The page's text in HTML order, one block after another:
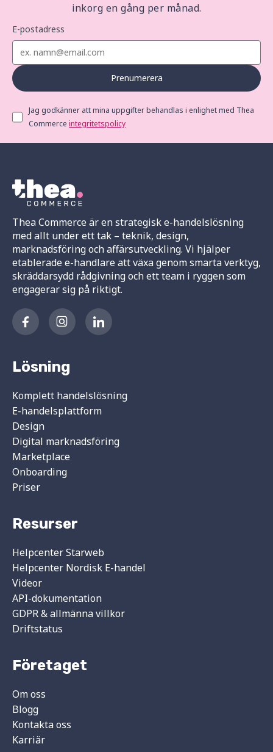
inkorg en gång per månad.
E-postadress
Prenumerera
Jag godkänner att mina uppgifter behandlas i enlighet med Thea
Commerceintegritetspolicy
Thea Commerce är en strategisk e-handelslösning
med allt under ett tak – teknik, design,
marknadsföring och affärsutveckling. Vi hjälper
etablerade e-handlare att växa genom smarta verktyg,
skräddarsydd rådgivning och ett team i ryggen som
engagerar sig på riktigt.
Lösning
Komplett handelslösning
E-handelsplattform
Design
Digital marknadsföring
Marketplace
Onboarding
Priser
Resurser
Helpcenter Starweb
Helpcenter Nordisk E-handel
Videor
API-dokumentation
GDPR & allmänna villkor
Driftstatus
Företaget
Om oss
Blogg
Kontakta oss
Karriär